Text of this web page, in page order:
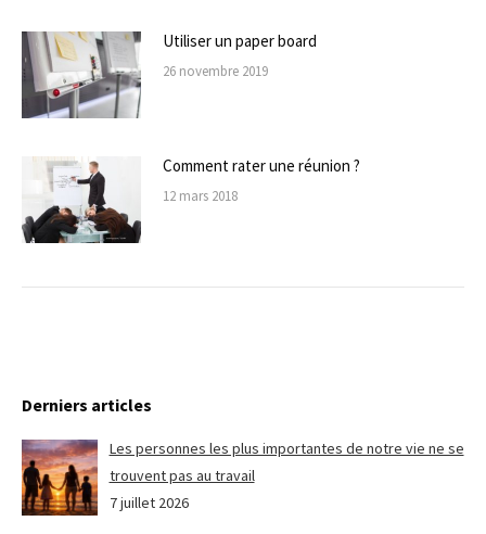
Utiliser un paper board
26 novembre 2019
Comment rater une réunion ?
12 mars 2018
Derniers articles
Les personnes les plus importantes de notre vie ne se
trouvent pas au travail
7 juillet 2026